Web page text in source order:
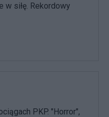
w siłę. Rekordowy
PKP. "Horror",